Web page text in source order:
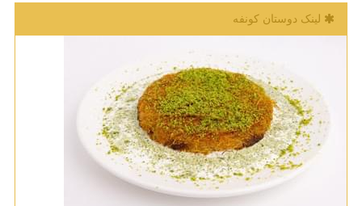
لینک دوستان كونفه